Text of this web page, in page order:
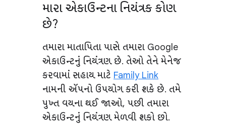
મારા એકાઉન્ટના નિયંત્રક કોણ
છે?
તમારા માતાપિતા પાસે તમારા Google
એકાઉન્ટનું નિયંત્રણ છે. તેઓ તેને મેનેજ
કરવામાં સહાય માટે Family Link
નામની ઍપનો ઉપયોગ કરી શકે છે. તમે
પુખ્ત વયના થઈ જાઓ, પછી તમારા
એકાઉન્ટનું નિયંત્રણ મેળવી શકો છો.